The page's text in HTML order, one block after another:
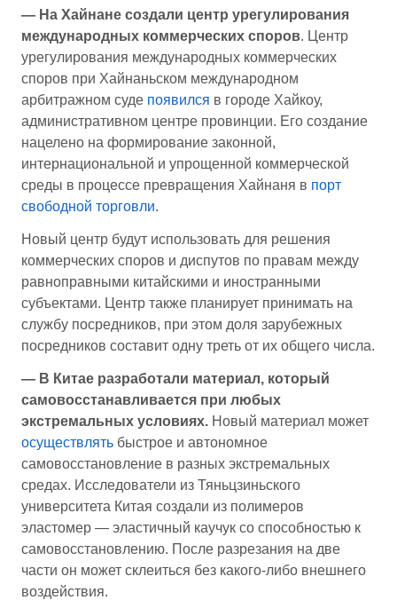
— На Хайнане создали центр урегулирования
международных коммерческих споров. Центр
урегулирования международных коммерческих
споров при Хайнаньском международном
арбитражном суде появился в городе Хайкоу,
административном центре провинции. Его создание
нацелено на формирование законной,
интернациональной и упрощенной коммерческой
среды в процессе превращения Хайнаня в порт
свободной торговли.
Новый центр будут использовать для решения
коммерческих споров и диспутов по правам между
равноправными китайскими и иностранными
субъектами. Центр также планирует принимать на
службу посредников, при этом доля зарубежных
посредников составит одну треть от их общего числа.
— В Китае разработали материал, который
самовосстанавливается при любых
экстремальных условиях. Новый материал может
осуществлять быстрое и автономное
самовосстановление в разных экстремальных
средах. Исследователи из Тяньцзиньского
университета Китая создали из полимеров
эластомер — эластичный каучук со способностью к
самовосстановлению. После разрезания на две
части он может склеиться без какого-либо внешнего
воздействия.